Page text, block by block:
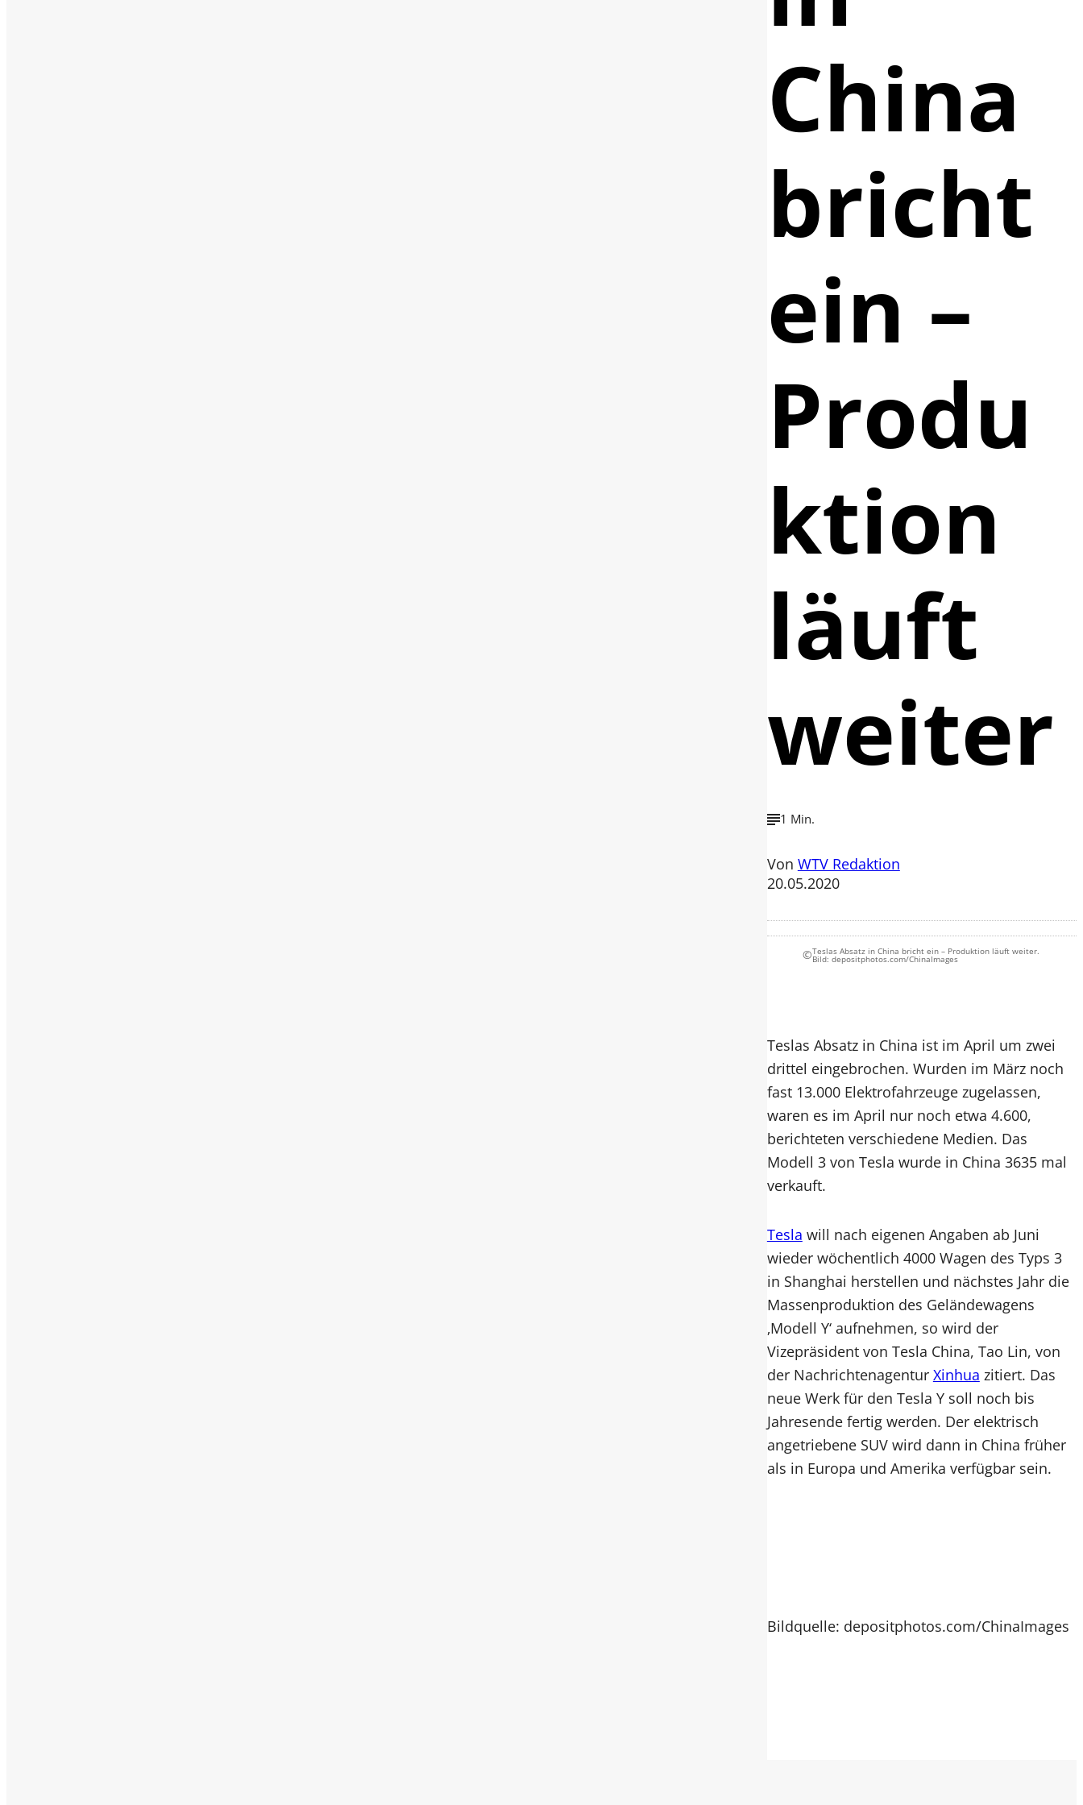
China
bricht
ein –
Produ
ktion
läuft
weiter
1 Min.
Von WTV Redaktion
20.05.2020
©Teslas Absatz in China bricht ein – Produktion läuft weiter.
Bild: depositphotos.com/ChinaImages
Teslas Absatz in China ist im April um zwei
drittel eingebrochen. Wurden im März noch
fast 13.000 Elektrofahrzeuge zugelassen,
waren es im April nur noch etwa 4.600,
berichteten verschiedene Medien. Das
Modell 3 von Tesla wurde in China 3635 mal
verkauft.
Tesla will nach eigenen Angaben ab Juni
wieder wöchentlich 4000 Wagen des Typs 3
in Shanghai herstellen und nächstes Jahr die
Massenproduktion des Geländewagens
‚Modell Y‘ aufnehmen, so wird der
Vizepräsident von Tesla China, Tao Lin, von
der Nachrichtenagentur Xinhua zitiert. Das
neue Werk für den Tesla Y soll noch bis
Jahresende fertig werden. Der elektrisch
angetriebene SUV wird dann in China früher
als in Europa und Amerika verfügbar sein.
Bildquelle: depositphotos.com/ChinaImages